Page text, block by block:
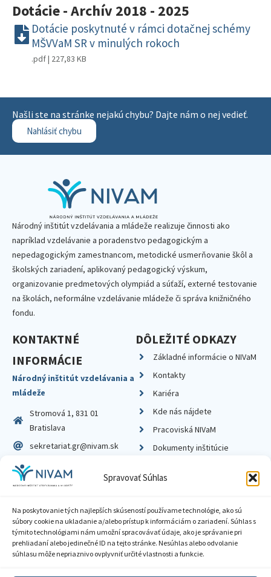
Spravovať Súhlas
Na poskytovanie tých najlepších skúseností používame technológie, ako sú
súbory cookie na ukladanie a/alebo prístup k informáciám o zariadení. Súhlas s
týmito technológiami nám umožní spracovávať údaje, ako je správanie pri
prehliadaní alebo jedinečné ID na tejto stránke. Nesúhlas alebo odvolanie
súhlasu môže nepriaznivo ovplyvniť určité vlastnosti a funkcie.
Dotácie - Archív 2018 - 2025​
Dotácie poskytnuté v rámci dotačnej schémy
MŠVVaM SR v minulých rokoch
.pdf | 227,83 KB
Našli ste na stránke nejakú chybu? Dajte nám o nej vedieť.
Nahlásiť chybu
Národný inštitút vzdelávania a mládeže realizuje činnosti ako
napríklad vzdelávanie a poradenstvo pedagogickým a
nepedagogickým zamestnancom, metodické usmerňovanie škôl a
školských zariadení, aplikovaný pedagogický výskum,
organizovanie predmetových olympiád a súťaží, externé testovanie
na školách, neformálne vzdelávanie mládeže či správa knižničného
fondu.
KONTAKTNÉ
INFORMÁCIE
Národný inštitút vzdelávania a
mládeže
Stromová 1, 831 01
Bratislava
sekretariat.gr@nivam.sk
IČO: 00164348
DIČ: 2020798714
DÔLEŽITÉ ODKAZY
Základné informácie o NIVaM
Kontakty
Kariéra
Kde nás nájdete
Pracoviská NIVaM
Dokumenty inštitúcie
Zásady ochrany súkromia